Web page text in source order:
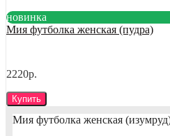
новинка
Мия футболка женская (пудра)
2220р.
Купить
Мия футболка женская